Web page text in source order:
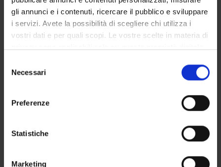
gli annunci e i contenuti, ricercare il pubblico e sviluppare
i servizi. Avete la possibilità di scegliere chi utilizza i
vostri dati e per quali scopi. Le vostre scelte in materia di
modificare o revocare il proprio consenso in qualsiasi
momento dalla Dichiarazione sui cookie o facendo clic
raccogliere informazioni sulla tua posizione
geografica, con un'approssimazione di qualche
delNecessari
Preferenze
Statistiche
Marketing
COMMITTEES
DEPARTMENT ADMINISTRATION OFFICES
LIBRARIES
People